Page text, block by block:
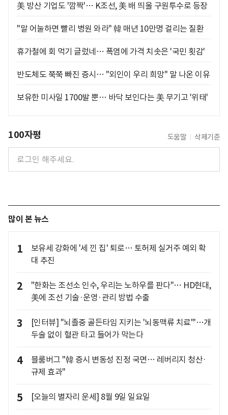
美 방산 기업도 '깜짝'… K조선, 美 배 띄울 구원투수로 등장
"말 어눌하면 빨리 병원 와라" 韓 매년 10만명 걸리는 질환
휴가철에 회 먹기 글렀네… 폭염에 가격 치솟은 '국민 횟감'
반도체도 쭉쭉 빠진 증시… "외인이 우리 희망" 말 나온 이유
보유한 미사일 1700발 뿐… 바닥 보인다는 美 무기고 '위태'
100자평 도움말 삭제기준
많이 본 뉴스
1
보유세 강화에 '세 낀 집' 퇴로… 토허제 실거주 예외 확
대 추진
2
"한화는 조선소 인수, 우리는 노하우를 판다"… HD현대,
美에 조선 기술·운영·관리 방법 수출
3
[인터뷰] "뇌졸중 골든타임 지키는 '뇌동맥류 치료'"…개
두술 없이 혈관 타고 들어가 막는다
4
블룸버그 "韓 증시 변동성 진정 국면… 레버리지 청산·
규제 효과"
5 [오늘의 별자리 운세] 8월 9일 일요일